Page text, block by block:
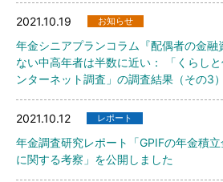
2021.10.19 お知らせ
年金シニアプランコラム『配偶者の金
ない中高年者は半数に近い： 「くらし
ンターネット調査」の調査結果（その3
2021.10.12 レポート
年金調査研究レポート「GPIFの年金積
に関する考察」を公開しました